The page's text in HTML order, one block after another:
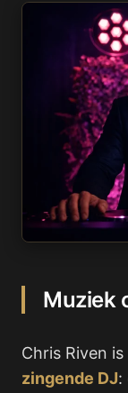
Muziek
Chris Riven
zingende DJ: